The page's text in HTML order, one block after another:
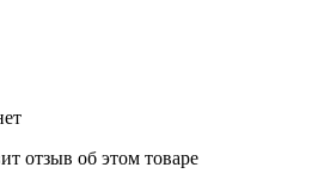
отзыв об этом товаре